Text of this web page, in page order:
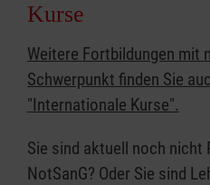
Kurse
Weitere Fortbildungen mit
Schwerpunkt finden Sie
"Internationale Kurse".
Sie sind aktuell noch nicht
NotSanG? Oder Sie sind